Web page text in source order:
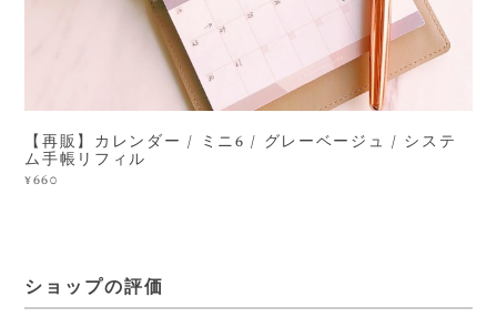
【再販】カレンダー / ミニ6 / グレーベージュ / システ
ム手帳リフィル
¥660
ショップの評価